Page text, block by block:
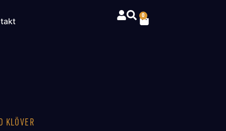
0
KLÖVER